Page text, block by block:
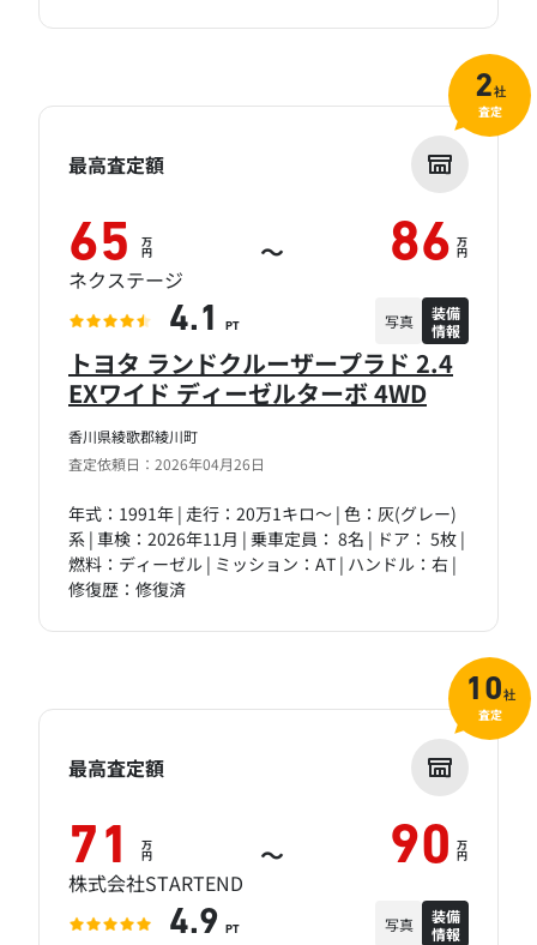
香川県綾歌郡綾川町
査定依頼日：2026年04月26日
トヨタ ランドクルーザープラド 2.4
EXワイド ディーゼルターボ 4WD
年式：1991年 | 走行：20万1キロ～ | 色：灰(グレー)
系 | 車検：2026年11月 | 乗車定員： 8名 | ドア： 5枚 |
燃料：ディーゼル | ミッション：AT | ハンドル：右 |
修復歴：修復済
最高査定額
65 万
円 ～ 86 万
円
ネクステージ
4.1 PT 写真
装備
情報
2社
査定
最高査定額
71 万
円 ～ 90 万
円
株式会社STARTEND
4.9 PT 写真
装備
情報
10社
査定